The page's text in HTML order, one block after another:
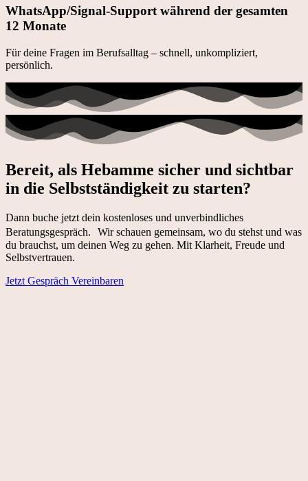
WhatsApp/Signal-Support während der gesamten
12 Monate
Für deine Fragen im Berufsalltag – schnell, unkompliziert,
persönlich.
Bereit, als Hebamme sicher und sicht­bar
in die Selbst­ständig­keit zu starten?
Dann buche jetzt dein kostenloses und unverbindliches
Beratungsgespräch. Wir schauen gemeinsam, wo du stehst und was
du brauchst, um deinen Weg zu gehen. Mit Klarheit, Freude und
Selbstvertrauen.
Jetzt Gespräch Vereinbaren